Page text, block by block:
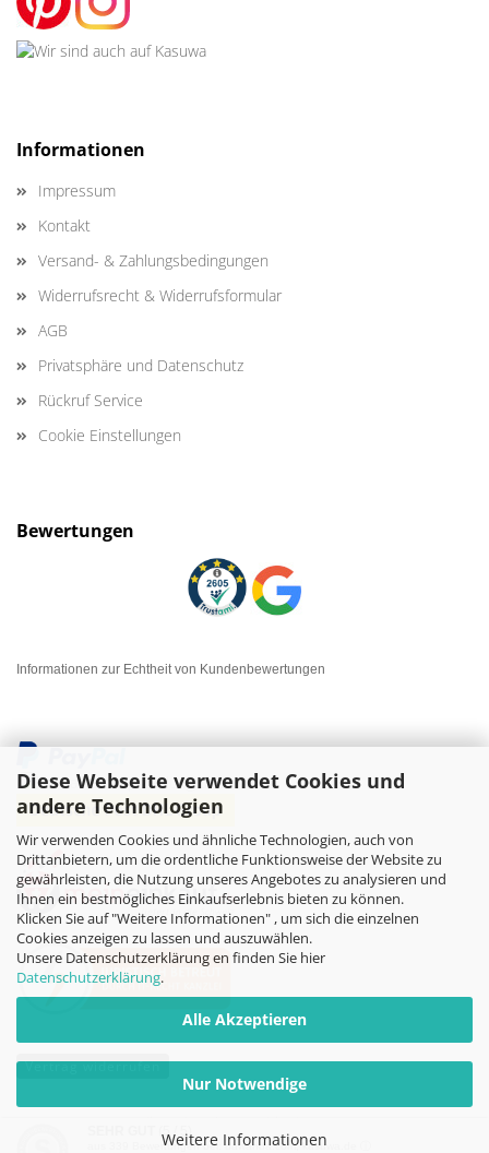
Diese Webseite verwendet Cookies und
andere Technologien
Wir verwenden Cookies und ähnliche Technologien, auch von
Drittanbietern, um die ordentliche Funktionsweise der Website zu
gewährleisten, die Nutzung unseres Angebotes zu analysieren und
Ihnen ein bestmögliches Einkaufserlebnis bieten zu können.
Klicken Sie auf "Weitere Informationen" , um sich die einzelnen
Cookies anzeigen zu lassen und auszuwählen.
Unsere Datenschutzerklärung en finden Sie hier
Datenschutzerklärung.
Alle Akzeptieren
Nur Notwendige
Weitere Informationen
Informationen
Impressum
Kontakt
Versand- & Zahlungsbedingungen
Widerrufsrecht & Widerrufsformular
AGB
Privatsphäre und Datenschutz
Rückruf Service
Cookie Einstellungen
Bewertungen
Informationen zur Echtheit von Kundenbewertungen
Vertrag widerrufen
(5 / 5)
Bewertungen bei: dawanda.com, kasuwa.de ⓘ